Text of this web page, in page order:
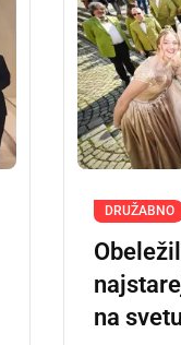
DRUŽABNO
na svetu